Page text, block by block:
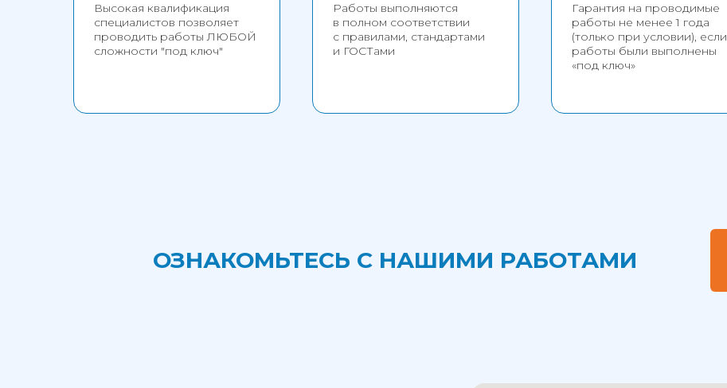
Высокая квалификация
специалистов позволяет
проводить работы ЛЮБОЙ
сложности "под ключ"
Работы выполняются
в полном соответствии
с правилами, стандартами
и ГОСТами
Гарантия на проводимые
работы не менее 1 года
(только при условии), если
работы были выполнены
«под ключ»
ОЗНАКОМЬТЕСЬ С НАШИМИ РАБОТАМИ